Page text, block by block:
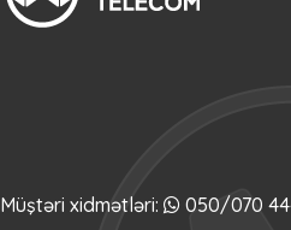
Müştəri xidmətləri: 050/070